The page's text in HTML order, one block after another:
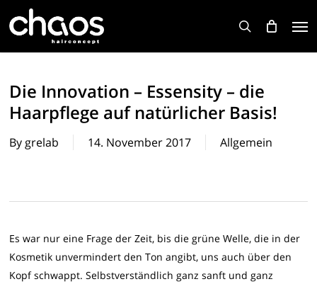
search
Die Innovation – Essensity – die
Haarpflege auf natürlicher Basis!
By grelab 14. November 2017 Allgemein
Es war nur eine Frage der Zeit, bis die grüne Welle, die in der
Kosmetik unvermindert den Ton angibt, uns auch über den
Kopf schwappt. Selbstverständlich ganz sanft und ganz